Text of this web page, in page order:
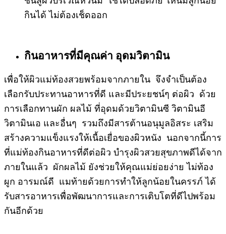
กินได้ ไม่ต้องเช็ดออก
กินอาหารที่มีคุณค่า อุดมวิตามิน
เพื่อให้ผิวแม่ท้องสวยพร้อมจากภายใน จึงจำเป็นต้อง
เลือกรับประทานอาหารที่ดี และมีประยชน์ๆ ต่อผิว ด้วย
การเลือกทานผัก ผลไม้ ที่อุดมด้วยวิตามินซี วิตามินอี
วิตามินเอ และอื่นๆ รวมถึงมีสารต้านอนุมูลอิสระ เสริม
สร้างความแข็งแรงให้เนื้อเยื่อของผิวหนัง นอกจากนี้การ
ที่แม่ท้องกินอาหารที่ดีต่อผิว บำรุงผิวสวยสุขภาพดีได้จาก
ภายในแล้ว ผักผลไม้ ยังช่วยให้คุณแม่ย่อยง่าย ไม่ท้อง
ผูก อารมณ์ดี แมท้ายด้วยการทำให้ลูกน้อยในครรภ์ ได้
รับสารอาหารเพื่อพัฒนาการและการเติบโตที่ดีไปพร้อม
กันอีกด้วย